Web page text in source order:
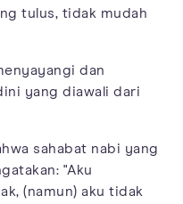
tulus, tidak mudah
dan
yang diawali dari
sahabat nabi yang
"Aku
(namun) aku tidak